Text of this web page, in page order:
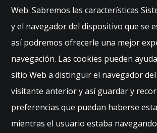
Web. Sabremos las características
y el navegador del dispositivo que se
así podremos ofrecerle una mejor
navegación. Las cookies pueden
sitio Web a distinguir el navegador
visitante anterior y así guardar y
preferencias que puedan haberse
mientras el usuario estaba